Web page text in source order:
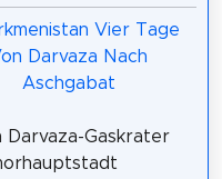
Darvaza-Gaskrater